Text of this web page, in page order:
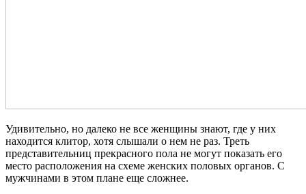
Удивительно, но далеко не все женщины знают, где у них
находится клитор, хотя слышали о нем не раз. Треть
представительниц прекрасного пола не могут показать его
место расположения на схеме женских половых органов. С
мужчинами в этом плане еще сложнее.